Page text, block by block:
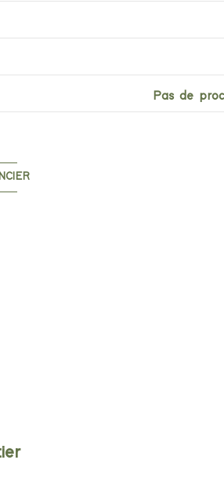
Pas de